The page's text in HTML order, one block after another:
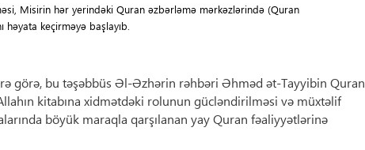
Misirin hər yerindəki Quran əzbərləmə mərkəzlərində (Quran
keçirməyə başlayıb.
görə, bu təşəbbüs Əl-Əzhərin rəhbəri Əhməd ət-Tayyibin Quran
kitabına xidmətdəki rolunun gücləndirilməsi və müxtəlif
böyük maraqla qarşılanan yay Quran fəaliyyətlərinə